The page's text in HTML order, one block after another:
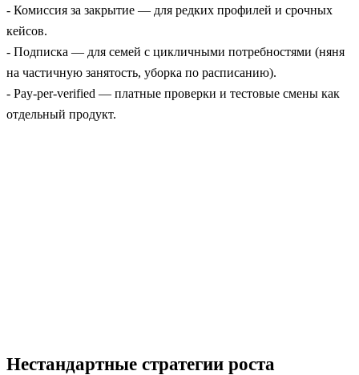
- Комиссия за закрытие — для редких профилей и срочных
кейсов.
- Подписка — для семей с цикличными потребностями (няня
на частичную занятость, уборка по расписанию).
- Pay-per-verified — платные проверки и тестовые смены как
отдельный продукт.
Нестандартные стратегии роста